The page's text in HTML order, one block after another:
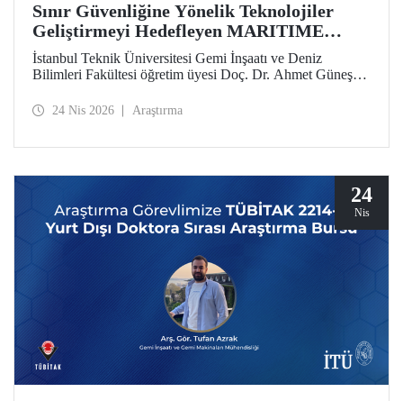
Sınır Güvenliğine Yönelik Teknolojiler
Geliştirmeyi Hedefleyen MARITIME
Projesine AB’den Destek
İstanbul Teknik Üniversitesi Gemi İnşaatı ve Deniz
Bilimleri Fakültesi öğretim üyesi Doç. Dr. Ahmet Güneş’in
Avrupa Programı kapsamında destek almaya hak kazandı.
24 Nis 2026 Araştırma
24
Nis